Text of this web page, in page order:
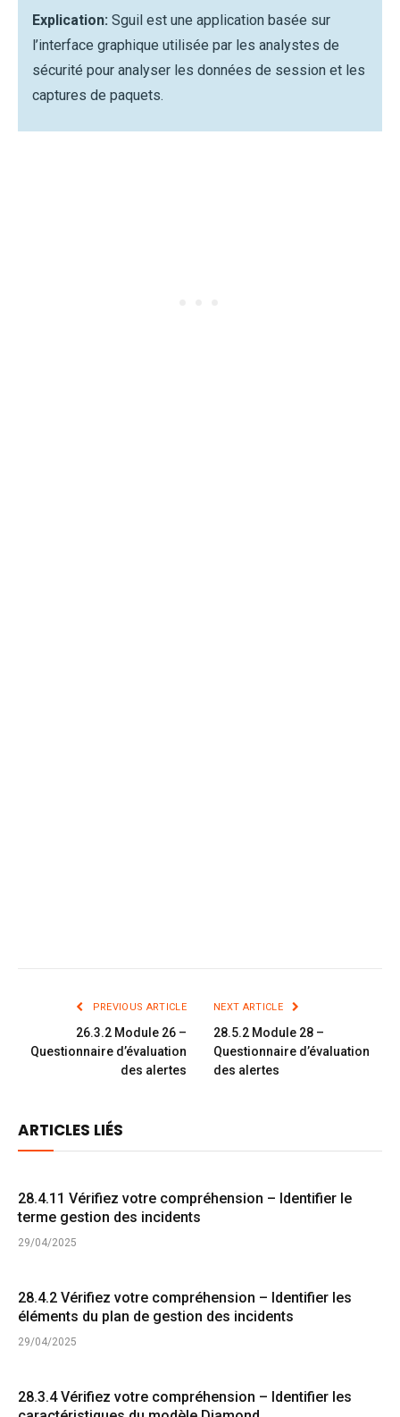
Explication: Sguil est une application basée sur
l’interface graphique utilisée par les analystes de
sécurité pour analyser les données de session et les
captures de paquets.
PREVIOUS ARTICLE
26.3.2 Module 26 –
Questionnaire d’évaluation
des alertes
NEXT ARTICLE
28.5.2 Module 28 –
Questionnaire d’évaluation
des alertes
ARTICLES LIÉS
28.4.11 Vérifiez votre compréhension – Identifier le
terme gestion des incidents
29/04/2025
28.4.2 Vérifiez votre compréhension – Identifier les
éléments du plan de gestion des incidents
29/04/2025
28.3.4 Vérifiez votre compréhension – Identifier les